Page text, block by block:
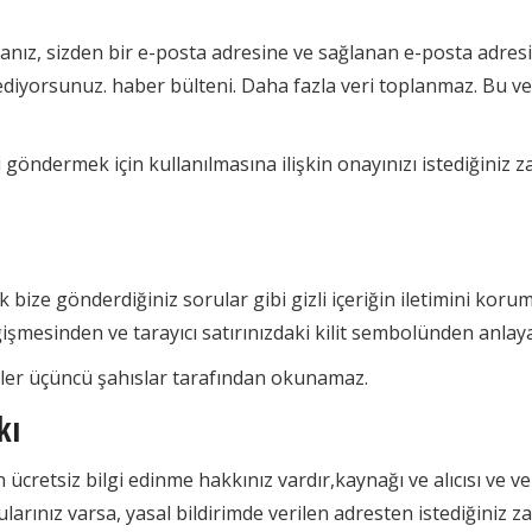
sizden bir e-posta adresine ve sağlanan e-posta
haber bülteni. Daha fazla veri toplanmaz. Bu
için kullanılmasına ilişkin onayınızı
gönderdiğiniz sorular gibi gizli içeriğin iletimini
ve tarayıcı satırınızdaki kilit sembolünden
üçüncü şahıslar tarafından okunamaz.
bilgi edinme hakkınız vardır,kaynağı ve alıcısı
varsa, yasal bildirimde verilen adresten istediğiniz